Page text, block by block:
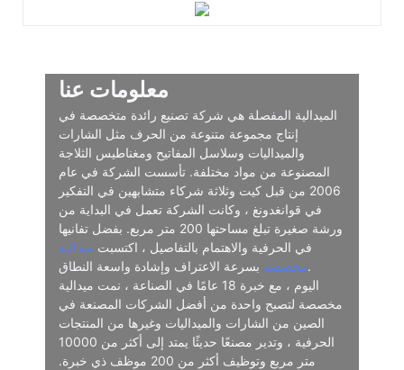
معلومات عنا
الميدالية المفصلة هي شركة تصنيع رائدة متخصصة في
إنتاج مجموعة متنوعة من الحرف مثل الشارات
والميداليات وسلاسل المفاتيح ومغناطيس الثلاجة
المصنوعة من مواد مختلفة. تأسست الشركة في عام
2006 من قبل كيت وثلاثة شركاء متشابهين في التفكير
في قوانغدونغ ، وكانت الشركة تعمل في البداية من
ورشة صغيرة تبلغ مساحتها 200 متر مربع. بفضل تفانيها
في الحرفية والاهتمام بالتفاصيل ، اكتسبت ميدالية
مخصصةبسرعة الاعتراف وإشادة واسعة النطاق.
اليوم ، مع خبرة 18 عامًا في الصناعة ، نمت ميدالية
مخصصة لتصبح واحدة من أفضل الشركات المصنعة في
الصين من الشارات والميداليات وغيرها من المنتجات
الحرفية ، وتدير مصنعًا حديثًا يمتد إلى أكثر من 10000
متر مربع وتوظيف أكثر من 200 موظف ذي خبرة.